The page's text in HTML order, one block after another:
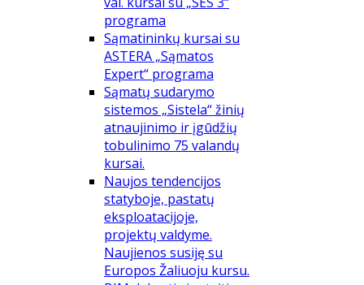
programa
Sąmatininkų kursai su
ASTERA „Sąmatos
Expert“ programa
Sąmatų sudarymo
sistemos „Sistela“ žinių
atnaujinimo ir įgūdžių
tobulinimo 75 valandų
kursai.
Naujos tendencijos
statyboje, pastatų
eksploatacijoje,
projektų valdyme.
Naujienos susiję su
Europos Žaliuoju kursu.